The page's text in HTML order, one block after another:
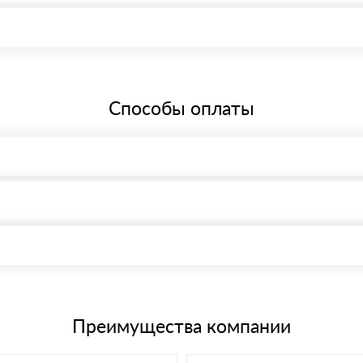
Способы оплаты
через системы электронных платежей.
банковским картам
материала после проверки качества и количества заказанного
Преимущества компании